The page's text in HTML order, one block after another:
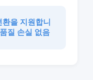
을 지원합니
질 손실 없음